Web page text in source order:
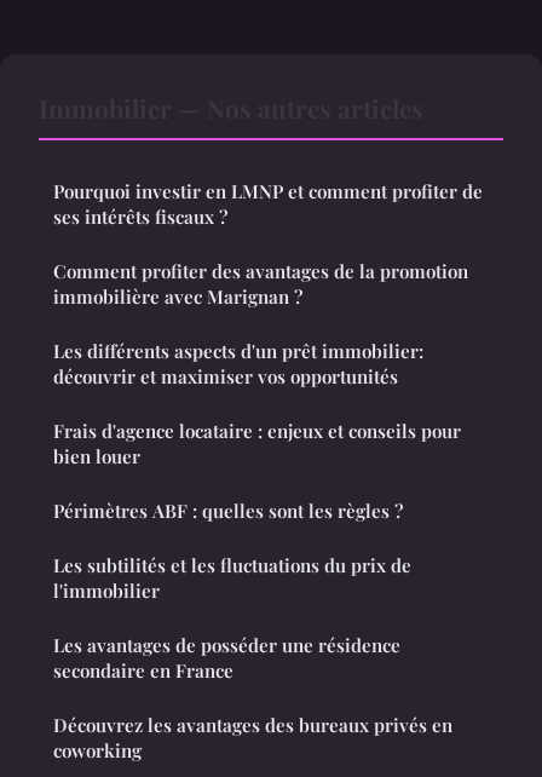
Pourquoi investir en LMNP et comment profiter de
ses intérêts fiscaux ?
Comment profiter des avantages de la promotion
immobilière avec Marignan ?
Les différents aspects d'un prêt immobilier:
découvrir et maximiser vos opportunités
Frais d'agence locataire : enjeux et conseils pour
bien louer
Périmètres ABF : quelles sont les règles ?
Les subtilités et les fluctuations du prix de
l'immobilier
Les avantages de posséder une résidence
secondaire en France
Découvrez les avantages des bureaux privés en
coworking